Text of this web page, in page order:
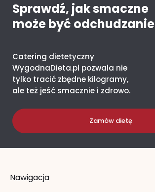
Sprawdź, jak smaczne
może być odchudzanie
Catering dietetyczny
WygodnaDieta.pl pozwala nie
tylko tracić zbędne kilogramy,
ale też jeść smacznie i zdrowo.
Zamów dietę
Nawigacja